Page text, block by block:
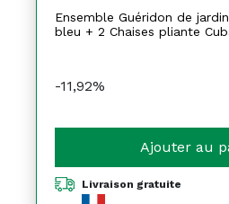
Ensemble Guéridon de
bleu + 2 Chaises pliante
-11,92%
Ajouter au
Livraison gratuite